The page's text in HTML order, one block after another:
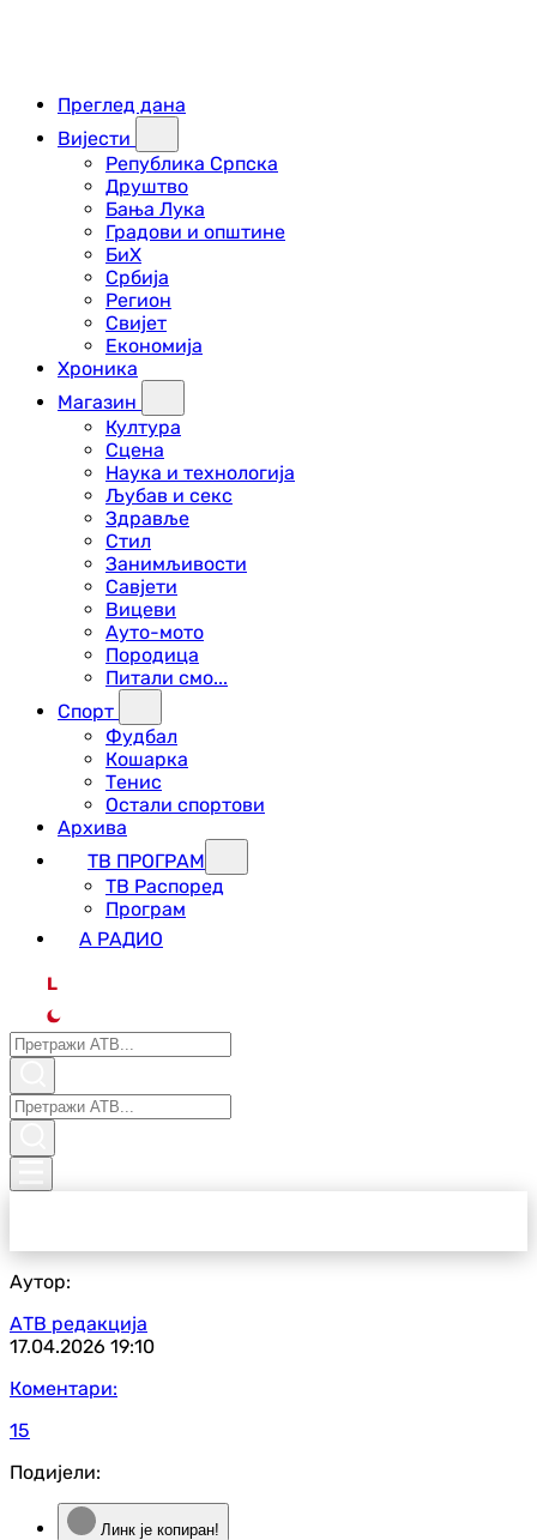
Преглед дана
Вијести
Република Српска
Друштво
Бања Лука
Градови и општине
БиХ
Србија
Регион
Свијет
Економија
Хроника
Магазин
Култура
Сцена
Наука и технологија
Љубав и секс
Здравље
Стил
Занимљивости
Савјети
Вицеви
Ауто-мото
Породица
Питали смо...
Спорт
Фудбал
Кошарка
Тенис
Остали спортови
Архива
ТВ ПРОГРАМ
ТВ Распоред
Програм
А РАДИО
L
Аутор:
АТВ редакција
17.04.2026 19:10
Коментари:
15
Подијели:
Линк је копиран!